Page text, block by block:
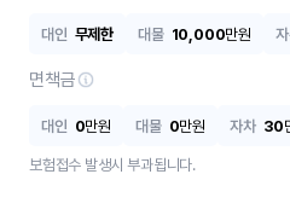
대인 무제한 대물 10,000만원
면책금
대인 0만원 대물 0만원 자차 30
보험접수 발생시 부과됩니다.